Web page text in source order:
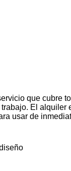
que cubre
El
usar de